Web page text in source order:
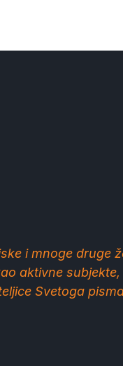
i mnoge druge
aktivne subjekte,
Svetoga